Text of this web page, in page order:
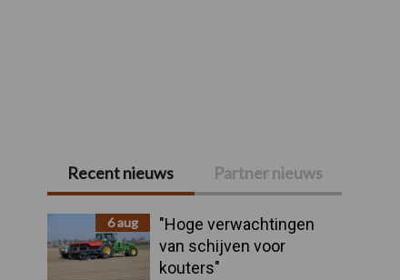
Primaire
Sidebar
Recent nieuws Partner nieuws
6 aug
"Hoge verwachtingen
van schijven voor
kouters"